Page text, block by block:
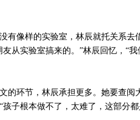
像样的实验室，林辰就托关系去
从实验室搞来的。”林辰回忆，“
环节，林辰承担更多。她要查阅
子根本做不了，太难了，这部分